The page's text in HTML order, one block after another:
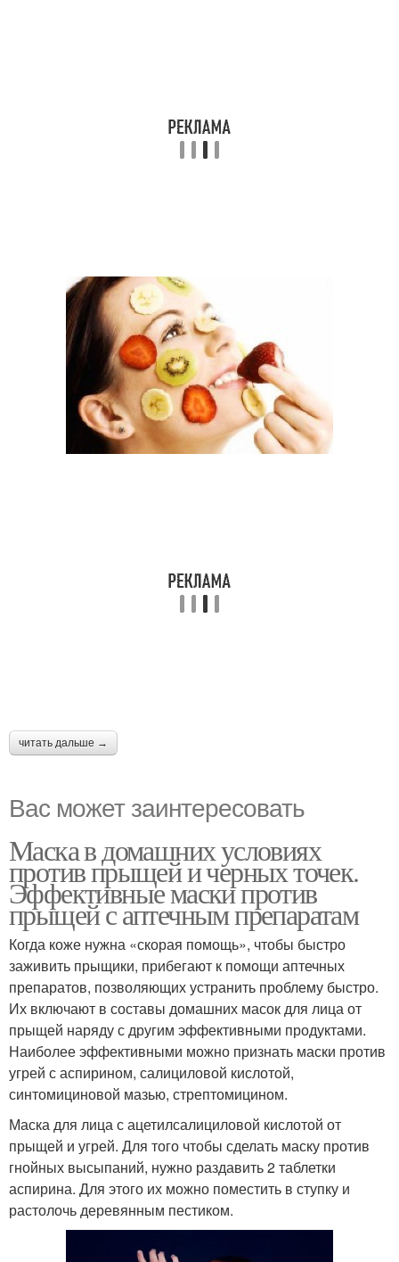
читать дальше →
Вас может заинтересовать
Маска в домашних условиях
против прыщей и черных точек.
Эффективные маски против
прыщей с аптечным препаратам
Когда коже нужна «скорая помощь», чтобы быстро
заживить прыщики, прибегают к помощи аптечных
препаратов, позволяющих устранить проблему быстро.
Их включают в составы домашних масок для лица от
прыщей наряду с другим эффективными продуктами.
Наиболее эффективными можно признать маски против
угрей с аспирином, салициловой кислотой,
синтомициновой мазью, стрептомицином.
Маска для лица с ацетилсалициловой кислотой от
прыщей и угрей. Для того чтобы сделать маску против
гнойных высыпаний, нужно раздавить 2 таблетки
аспирина. Для этого их можно поместить в ступку и
растолочь деревянным пестиком.